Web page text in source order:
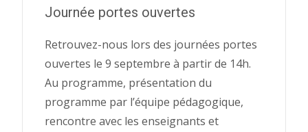
Journée portes ouvertes
Retrouvez-nous lors des journées portes
ouvertes le 9 septembre à partir de 14h.
Au programme, présentation du
programme par l’équipe pédagogique,
rencontre avec les enseignants et